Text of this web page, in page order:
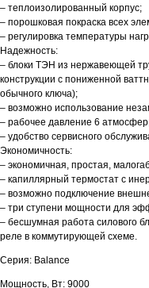
– теплоизолированный корпус;
– порошковая покраска всех
– регулировка температуры
Надежность:
– блоки ТЭН из нержавеющей
конструкции с пониженной
обычного ключа);
– возможно использование
– рабочее давление 6
– удобство сервисного
Экономичность:
– экономичная, простая,
– капиллярный термостат с
– возможно подключение
– три ступени мощности для
– бесшумная работа силового
реле в коммутирующей схеме.
Серия: Balance
Мощность, Вт: 9000